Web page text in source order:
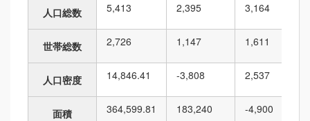
人口総数 5,413 2,395 3,164
世帯総数 2,726 1,147 1,611
人口密度 14,846.41 -3,808 2,537
面積 364,599.81 183,240 -4,900